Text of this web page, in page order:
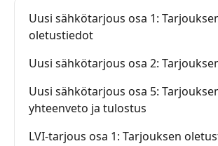
Uusi sähkötarjous osa 1:
oletustiedot
Uusi sähkötarjous osa 2:
Uusi sähkötarjous osa 5:
yhteenveto ja tulostus
LVI-tarjous osa 1: Tarjouksen